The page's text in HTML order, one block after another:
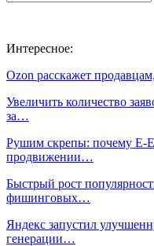
Интересное:
Ozon расскажет
Увеличить количество
за…
Рушим скрепы: почему E-
продвижении…
Быстрый рост
фишинговых…
Яндекс запустил
генерации…